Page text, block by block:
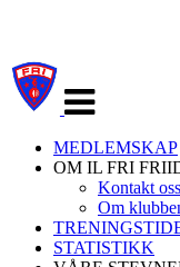
navigasjon
MEDLEMSKAP
OM IL FRI
Kontakt oss
Om
STATISTIKK